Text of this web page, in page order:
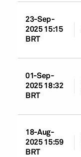
23-Sep-
2025 15:15
BRT
01-Sep-
2025 18:32
BRT
18-Aug-
2025 15:59
BRT